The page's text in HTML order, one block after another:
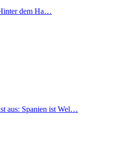
dem Ha…
aus: Spanien ist Wel…